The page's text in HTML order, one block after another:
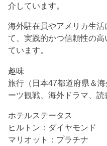
介しています。
海外駐在員やアメリカ生
て、実践的かつ信頼性の
ています。
趣味
旅行（日本47都道府県＆
ーツ観戦、海外ドラマ、
ホテルステータス
ヒルトン：ダイヤモンド
マリオット：プラチナ